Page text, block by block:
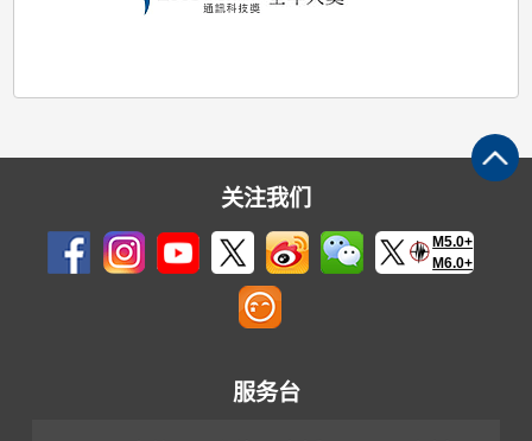
关注我们
M5.0+
M6.0+
服务台